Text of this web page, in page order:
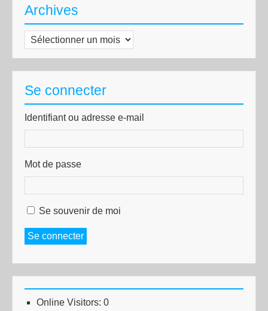
Archives
Archives
Se connecter
Identifiant ou adresse e-mail
Mot de passe
Se souvenir de moi
Se connecter
Online Visitors: 0